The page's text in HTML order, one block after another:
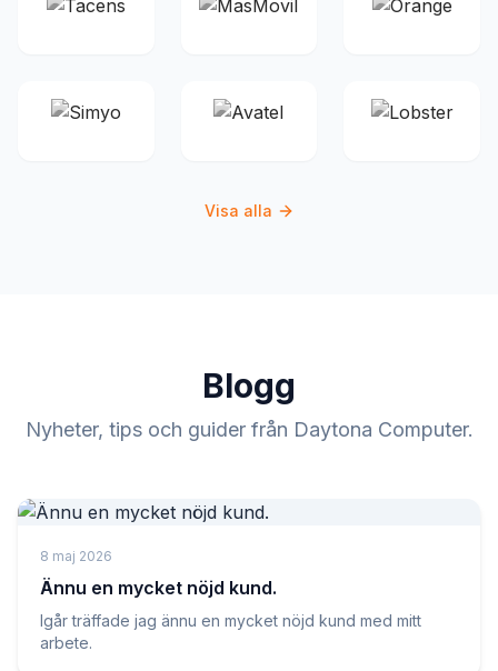
Visa alla
Blogg
Nyheter, tips och guider från Daytona Computer.
8 maj 2026
Ännu en mycket nöjd kund.
Igår träffade jag ännu en mycket nöjd kund med mitt
arbete.